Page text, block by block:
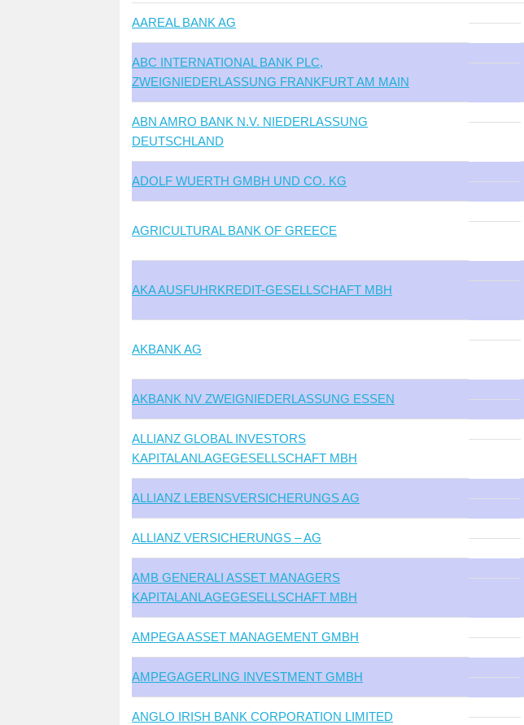
AAREAL BANK AG
ABC INTERNATIONAL BANK PLC,
ZWEIGNIEDERLASSUNG FRANKFURT AM MAIN
ABN AMRO BANK N.V. NIEDERLASSUNG
DEUTSCHLAND
ADOLF WUERTH GMBH UND CO. KG
AGRICULTURAL BANK OF GREECE
AKA AUSFUHRKREDIT-GESELLSCHAFT MBH
AKBANK AG
AKBANK NV ZWEIGNIEDERLASSUNG ESSEN
ALLIANZ GLOBAL INVESTORS
KAPITALANLAGEGESELLSCHAFT MBH
ALLIANZ LEBENSVERSICHERUNGS AG
ALLIANZ VERSICHERUNGS – AG
AMB GENERALI ASSET MANAGERS
KAPITALANLAGEGESELLSCHAFT MBH
AMPEGA ASSET MANAGEMENT GMBH
AMPEGAGERLING INVESTMENT GMBH
ANGLO IRISH BANK CORPORATION LIMITED